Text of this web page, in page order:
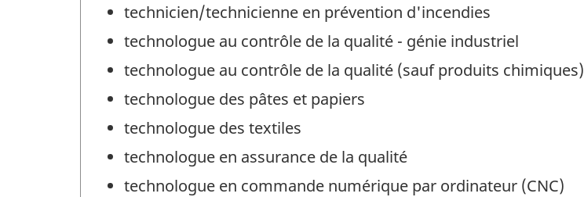
technicien/technicienne en prévention d'incendies
technologue au contrôle de la qualité - génie industriel
technologue au contrôle de la qualité (sauf produits chimiques)
technologue des pâtes et papiers
technologue des textiles
technologue en assurance de la qualité
technologue en commande numérique par ordinateur (CNC)